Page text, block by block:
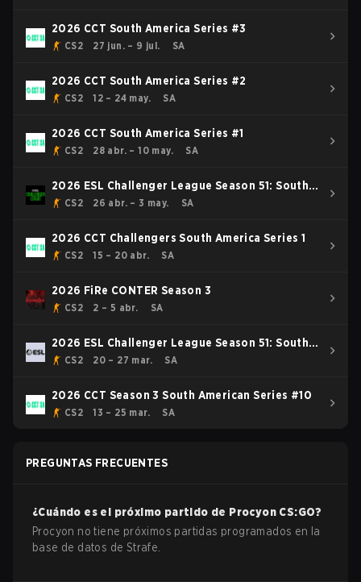
2026 CCT South America Series #3
CS2 27 jun. – 9 jul. SA
2026 CCT South America Series #2
CS2 12 – 24 may. SA
2026 CCT South America Series #1
CS2 28 abr. – 10 may. SA
2026 ESL Challenger League Season 51: South
America - Cup #4
CS2 26 abr. – 3 may. SA
2026 CCT Challengers South America Series 1
CS2 15 – 20 abr. SA
2026 FiRe CONTER Season 3
CS2 2 – 5 abr. SA
2026 ESL Challenger League Season 51: South
America - Cup #2
CS2 20 – 27 mar. SA
2026 CCT Season 3 South American Series #10
CS2 13 – 25 mar. SA
PREGUNTAS FRECUENTES
¿Cuándo es el próximo partido de Procyon CS:GO?
Procyon no tiene próximos partidas programados en la
base de datos de Strafe.